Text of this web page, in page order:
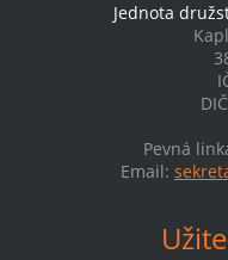
Jednota
Pevná
Email: